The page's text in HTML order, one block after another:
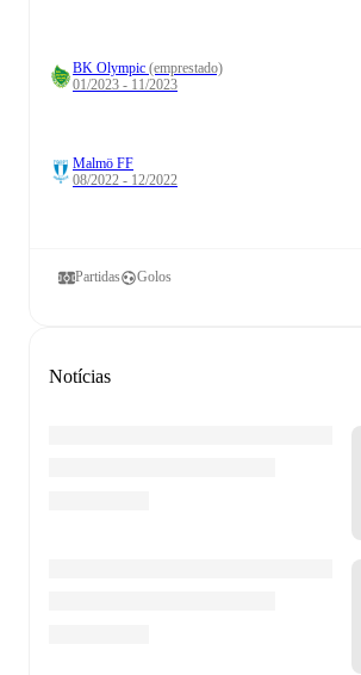
BK Olympic (emprestado)
01/2023 - 11/2023
Malmö FF
08/2022 - 12/2022
Partidas Golos
Notícias